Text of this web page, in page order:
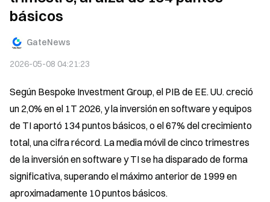
básicos
GateNews
2026-05-08 04:21:23
Según Bespoke Investment Group, el PIB de EE. UU. creció
un 2,0% en el 1T 2026, y la inversión en software y equipos
de TI aportó 134 puntos básicos, o el 67% del crecimiento
total, una cifra récord. La media móvil de cinco trimestres
de la inversión en software y TI se ha disparado de forma
significativa, superando el máximo anterior de 1999 en
aproximadamente 10 puntos básicos.